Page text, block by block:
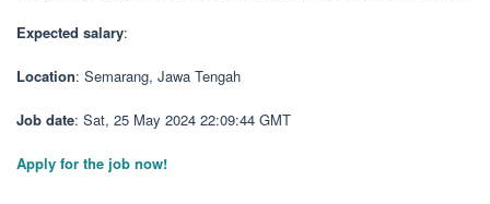
Expected salary:
Location: Semarang, Jawa Tengah
Job date: Sat, 25 May 2024 22:09:44 GMT
Apply for the job now!